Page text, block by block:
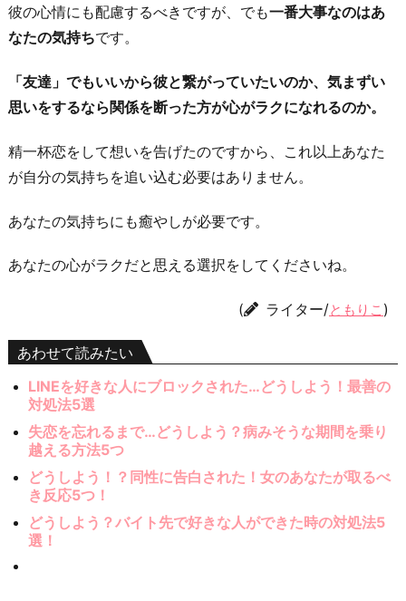
彼の心情にも配慮するべきですが、でも一番大事なのはあ
なたの気持ちです。
「友達」でもいいから彼と繋がっていたいのか、気まずい
思いをするなら関係を断った方が心がラクになれるのか。
精一杯恋をして想いを告げたのですから、これ以上あなた
が自分の気持ちを追い込む必要はありません。
あなたの気持ちにも癒やしが必要です。
あなたの心がラクだと思える選択をしてくださいね。
( ライター/ともりこ )
あわせて読みたい
LINEを好きな人にブロックされた…どうしよう！最善の
対処法5選
失恋を忘れるまで…どうしよう？病みそうな期間を乗り
越える方法5つ
どうしよう！？同性に告白された！女のあなたが取るべ
き反応5つ！
どうしよう？バイト先で好きな人ができた時の対処法5
選！